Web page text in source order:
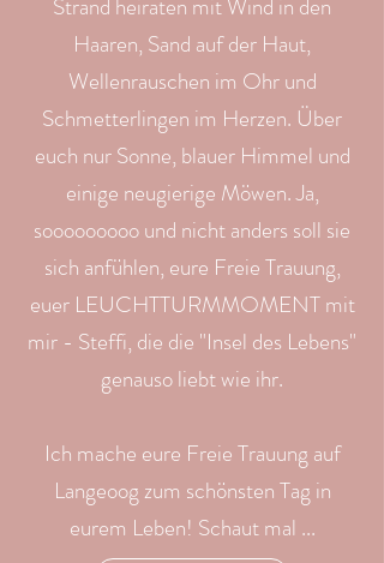
Strand heiraten mit Wind in den
Haaren, Sand auf der Haut,
Wellenrauschen im Ohr und
Schmetterlingen im Herzen. Über
euch nur Sonne, blauer Himmel und
einige neugierige Möwen. Ja,
sooooooooo und nicht anders soll sie
sich anfühlen, eure Freie Trauung,
euer LEUCHTTURMMOMENT mit
mir - Steffi, die die "Insel des Lebens"
genauso liebt wie ihr.
Ich mache eure Freie Trauung auf
Langeoog zum schönsten Tag in
eurem Leben! Schaut mal ...